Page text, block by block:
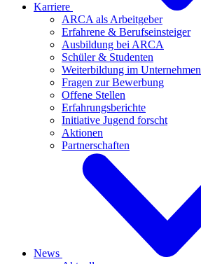
Karriere
ARCA als Arbeitgeber
Erfahrene & Berufseinsteiger
Ausbildung bei ARCA
Schüler & Studenten
Weiterbildung im Unternehmen
Fragen zur Bewerbung
Offene Stellen
Erfahrungsberichte
Initiative Jugend forscht
Aktionen
Partnerschaften
News